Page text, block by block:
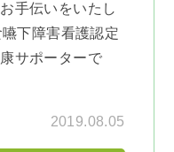
手伝いをいたし
下障害看護認定
サポーターで
2019.08.05